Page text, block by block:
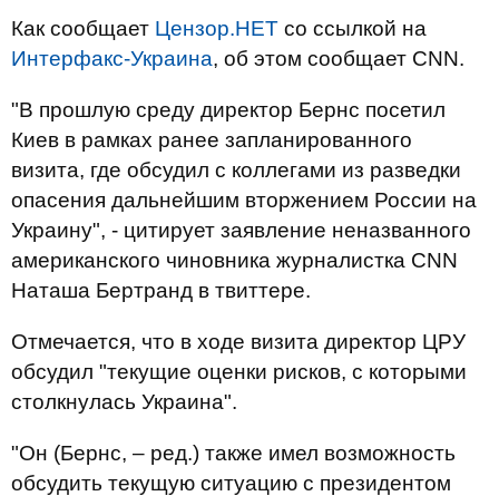
Как сообщает Цензор.НЕТ со ссылкой на
Интерфакс-Украина, об этом сообщает CNN.
"В прошлую среду директор Бернс посетил
Киев в рамках ранее запланированного
визита, где обсудил с коллегами из разведки
опасения дальнейшим вторжением России на
Украину", - цитирует заявление неназванного
американского чиновника журналистка CNN
Наташа Бертранд в твиттере.
Отмечается, что в ходе визита директор ЦРУ
обсудил "текущие оценки рисков, с которыми
столкнулась Украина".
"Он (Бернс, – ред.) также имел возможность
обсудить текущую ситуацию с президентом